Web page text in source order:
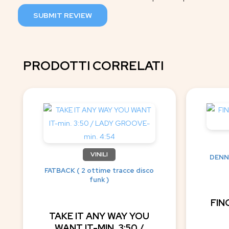
SUBMIT REVIEW
PRODOTTI CORRELATI
VINILI
FATBACK ( 2 ottime tracce disco
funk )
TAKE IT ANY WAY YOU